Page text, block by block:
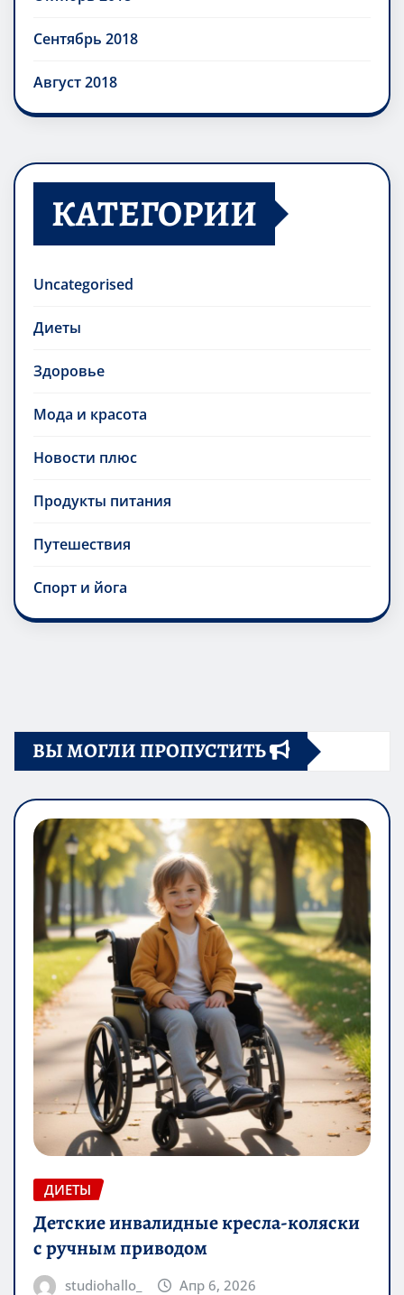
Сентябрь 2018
Август 2018
КАТЕГОРИИ
Uncategorised
Диеты
Здоровье
Мода и красота
Новости плюс
Продукты питания
Путешествия
Спорт и йога
ВЫ МОГЛИ ПРОПУСТИТЬ
ДИЕТЫ
Детские инвалидные кресла-коляски
с ручным приводом
studiohallo_ Апр 6, 2026